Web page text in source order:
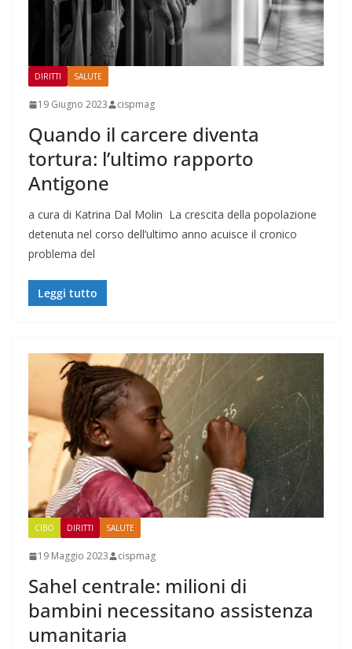
DIRITTI SALUTE
19 Giugno 2023 cispmag
Quando il carcere diventa
tortura: l’ultimo rapporto
Antigone
a cura di Katrina Dal Molin La crescita della popolazione
detenuta nel corso dell’ultimo anno acuisce il cronico
problema del
Leggi tutto
CIBO DIRITTI SALUTE
19 Maggio 2023 cispmag
Sahel centrale: milioni di
bambini necessitano assistenza
umanitaria